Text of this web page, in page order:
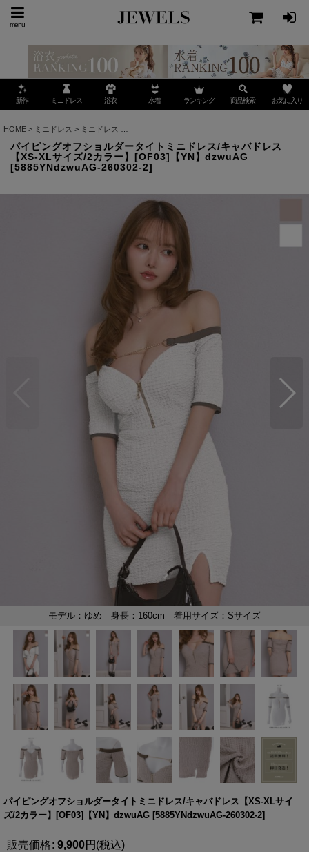
menu
新作 ミニドレス 浴衣 水着 ランキング 商品検索 お気に入り
HOME > ミニドレス > ミニドレス
パイピングオフショルダータイトミニドレス/キャバドレス
【XS-XLサイズ/2カラー】[OF03]【YN】dzwuAG
[5885YNdzwuAG-260302-2]
パイピングオフショルダータイトミニドレス/キャバドレス【XS-XLサイ
ズ/2カラー】[OF03]【YN】dzwuAG [5885YNdzwuAG-260302-2]
販売価格: 9,900円 (税込)